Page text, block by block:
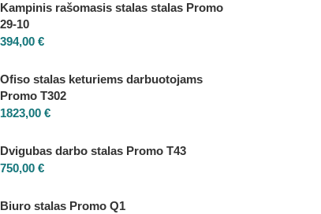
Kampinis rašomasis stalas stalas Promo
29-10
394,00 €
Ofiso stalas keturiems darbuotojams
Promo T302
1823,00 €
Dvigubas darbo stalas Promo T43
750,00 €
Biuro stalas Promo Q1